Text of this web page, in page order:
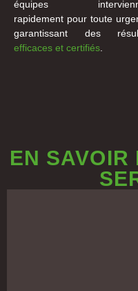
équipes
rapidement pour toute
garantissant des
efficaces et certifiés
EN SAVOIR